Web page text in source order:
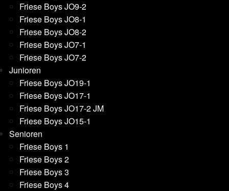
Friese Boys JO9-2
Friese Boys JO8-1
Friese Boys JO8-2
Friese Boys JO7-1
Friese Boys JO7-2
Junioren
Friese Boys JO19-1
Friese Boys JO17-1
Friese Boys JO17-2 JM
Friese Boys JO15-1
Senioren
Friese Boys 1
Friese Boys 2
Friese Boys 3
Friese Boys 4